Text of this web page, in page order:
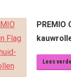
PREMIO
Lees